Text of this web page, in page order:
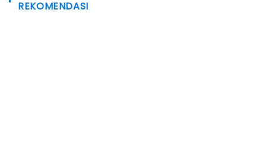
REKOMENDASI